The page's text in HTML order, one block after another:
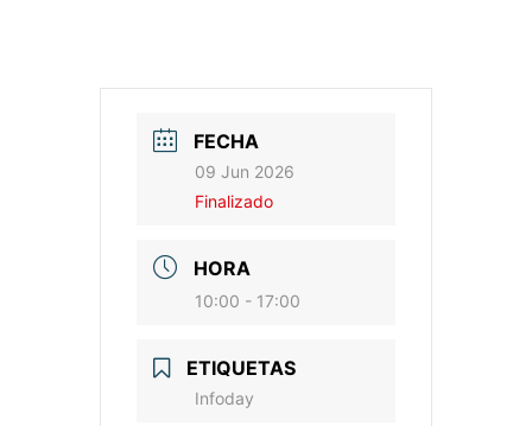
FECHA
09 Jun 2026
Finalizado
HORA
10:00 - 17:00
ETIQUETAS
Infoday